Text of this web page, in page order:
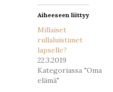
Aiheeseen liittyy
Millaiset
rullaluistimet
lapselle?
22.3.2019
Kategoriassa "Oma
elämä"